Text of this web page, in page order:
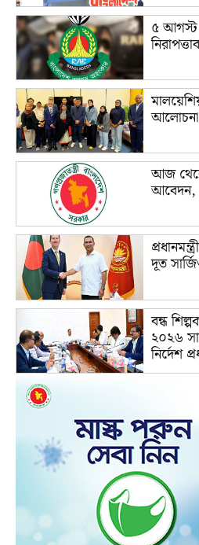
৫ আগস্ট
আলোচনা
আজ
আবেদন,
দূত
বন্ধ
২০২৬
নির্দেশ